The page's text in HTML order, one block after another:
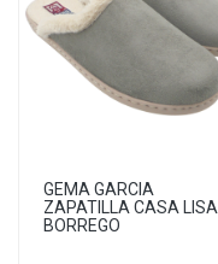
GEMA GARCIA
ZAPATILLA CASA LISA
BORREGO